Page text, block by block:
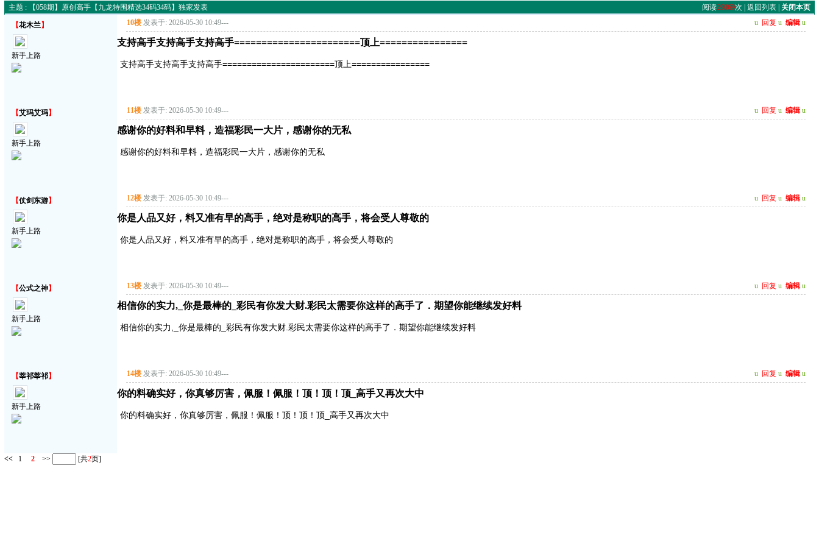
主题 : 【058期】原创高手【九龙特围精选34码34码】独家发表 阅读29069次 | 返回列表| 关闭本页
【花木兰】
新手上路
10楼 发表于: 2026-05-30 10:49--- u 回复 u 编辑 u
支持高手支持高手支持高手=======================顶上================
支持高手支持高手支持高手=======================顶上================
【艾玛艾玛】
新手上路
11楼 发表于: 2026-05-30 10:49--- u 回复 u 编辑 u
感谢你的好料和早料，造福彩民一大片，感谢你的无私
感谢你的好料和早料，造福彩民一大片，感谢你的无私
【仗剑东游】
新手上路
12楼 发表于: 2026-05-30 10:49--- u 回复 u 编辑 u
你是人品又好，料又准有早的高手，绝对是称职的高手，将会受人尊敬的
你是人品又好，料又准有早的高手，绝对是称职的高手，将会受人尊敬的
【公式之神】
新手上路
13楼 发表于: 2026-05-30 10:49--- u 回复 u 编辑 u
相信你的实力,_你是最棒的_彩民有你发大财.彩民太需要你这样的高手了．期望你能继续发好料
相信你的实力,_你是最棒的_彩民有你发大财.彩民太需要你这样的高手了．期望你能继续发好料
【莘祁莘祁】
新手上路
14楼 发表于: 2026-05-30 10:49--- u 回复 u 编辑 u
你的料确实好，你真够厉害，佩服！佩服！顶！顶！顶_高手又再次大中
你的料确实好，你真够厉害，佩服！佩服！顶！顶！顶_高手又再次大中
<< 1 2 >> [共2页]